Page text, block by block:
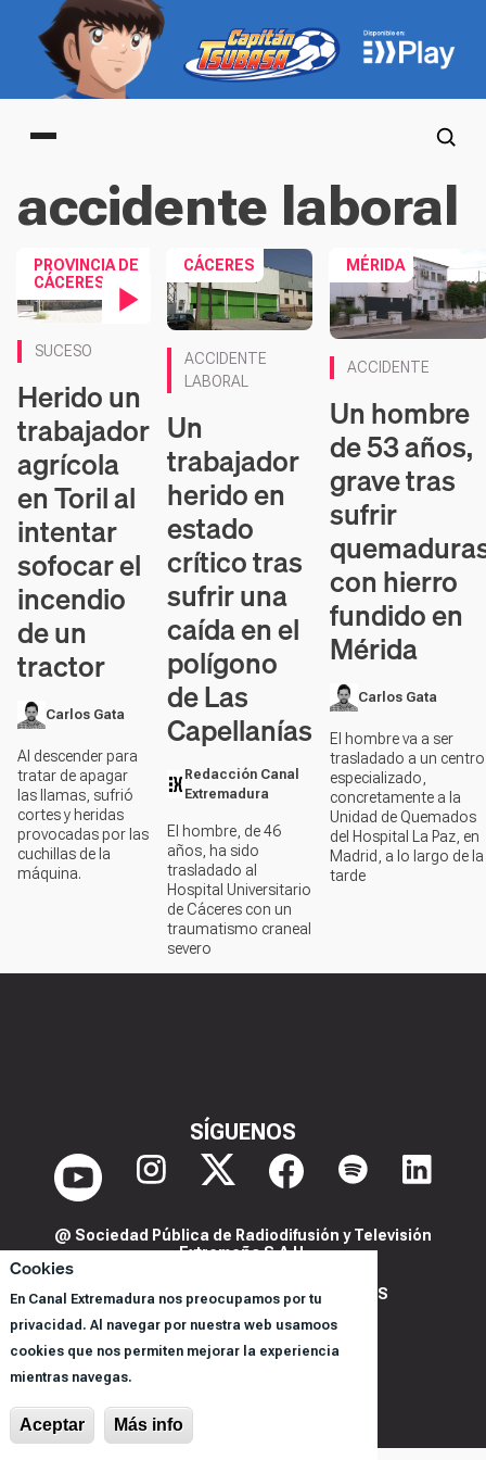
Cookies
En Canal Extremadura nos preocupamos por tu
privacidad. Al navegar por nuestra web usamoos
cookies que nos permiten mejorar la experiencia
mientras navegas.
Aceptar Más info
Main menu
accidente laboral
PROVINCIA DE
CÁCERES
SUCESO
Herido un
trabajador
agrícola
en Toril al
intentar
sofocar el
incendio
de un
tractor
Carlos Gata
Al descender para
tratar de apagar
las llamas, sufrió
cortes y heridas
provocadas por las
cuchillas de la
máquina.
CÁCERES
ACCIDENTE
LABORAL
Un
trabajador
herido en
estado
crítico tras
sufrir una
caída en el
polígono
de Las
Capellanías
Redacción Canal
Extremadura
El hombre, de 46
años, ha sido
trasladado al
Hospital Universitario
de Cáceres con un
traumatismo craneal
severo
MÉRIDA
ACCIDENTE
Un hombre
de 53 años,
grave tras
sufrir
con hierro
fundido en
Mérida
Carlos Gata
El hombre va a ser
trasladado a un centro
especializado,
concretamente a la
Unidad de Quemados
del Hospital La Paz, en
Madrid, a lo largo de la
tarde
SÍGUENOS
@ Sociedad Pública de Radiodifusión y Televisión
Extremeña S.A.U.
POLITICA DE PRIVACIDAD Y COOKIES
AVISO LEGAL
CORPORACIÓN